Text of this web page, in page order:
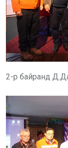
2-р байранд